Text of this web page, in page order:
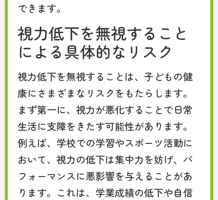
できます。
視力低下を無視すること
による具体的なリスク
視力低下を無視することは、子どもの健
康にさまざまなリスクをもたらします。
まず第一に、視力が悪化することで日常
生活に支障をきたす可能性があります。
例えば、学校での学習やスポーツ活動に
おいて、視力の低下は集中力を妨げ、パ
フォーマンスに悪影響を与えることがあ
ります。これは、学業成績の低下や自信